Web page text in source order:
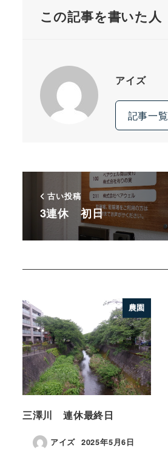
この記事を書いた人
アイズ
記事一覧
古い投稿
3連休 初日
農園
三澤川 連休最終日
アイズ 2025年5月6日